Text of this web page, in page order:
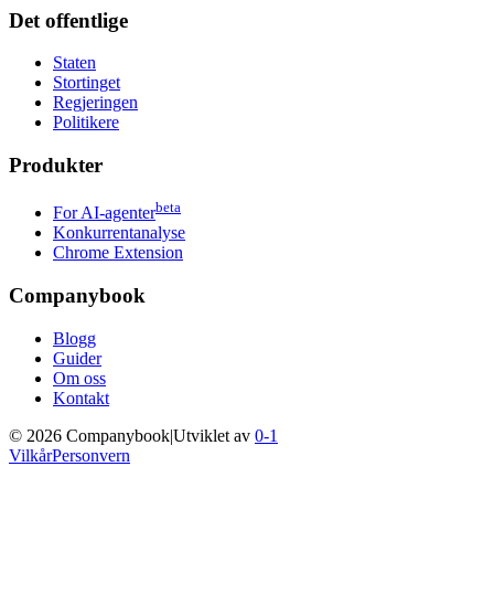
Det offentlige
Staten
Stortinget
Regjeringen
Politikere
Produkter
For AI-agenterbeta
Konkurrentanalyse
Chrome Extension
Companybook
Blogg
Guider
Om oss
Kontakt
© 2026 Companybook|Utviklet av 0-1
VilkårPersonvern